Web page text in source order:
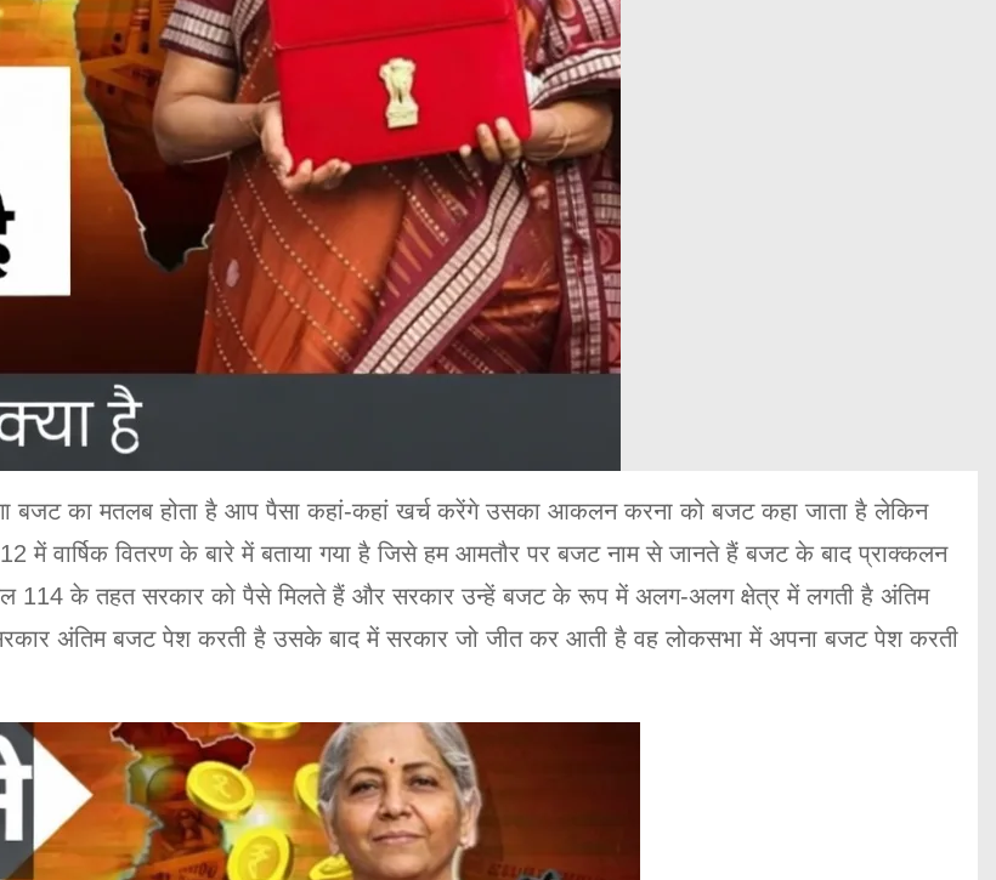
बजट का मतलब होता है आप पैसा कहां-कहां खर्च करेंगे उसका आकलन करना को बजट कहा जाता है लेकिन
में वार्षिक वितरण के बारे में बताया गया है जिसे हम आमतौर पर बजट नाम से जानते हैं बजट के बाद प्राक्कलन
114 के तहत सरकार को पैसे मिलते हैं और सरकार उन्हें बजट के रूप में अलग-अलग क्षेत्र में लगती है अंतिम
अंतिम बजट पेश करती है उसके बाद में सरकार जो जीत कर आती है वह लोकसभा में अपना बजट पेश करती